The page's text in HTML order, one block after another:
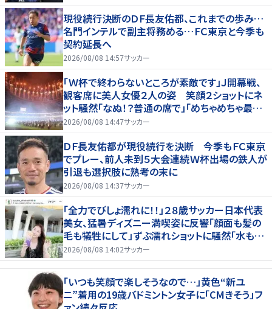
現役続行決断のＤＦ長友佑都、これまでの歩み…
名門インテルで副主将務める…ＦＣ東京と今季も
契約延長へ
2026/08/08 14:57サッカー
「Ｗ杯で終わらないところが素敵です」Ｊ開幕戦、
観客席に美人女優２人の姿 笑顔２ショットにネ
ット騒然「なぬ！？普通の席で」「めちゃめちゃ最上
級に可愛すぎ」
2026/08/08 14:47サッカー
ＤＦ長友佑都が現役続行を決断 今季もＦＣ東京
でプレー、前人未到５大会連続Ｗ杯出場の鉄人が
引退も選択肢に熟考の末に
2026/08/08 14:37サッカー
「全力でびしょ濡れに！！」２８歳サッカー日本代表
美女、猛暑ディズニー満喫姿に反響「顔面も髪の
毛も犠牲にして」ずぶ濡れショットに騒然「水も滴
る」「女優さんかと」
2026/08/08 14:02サッカー
「いつも笑顔で楽しそうなので…」黄色“新ユ
ニ”着用の19歳バドミントン女子に「CMきそう」フ